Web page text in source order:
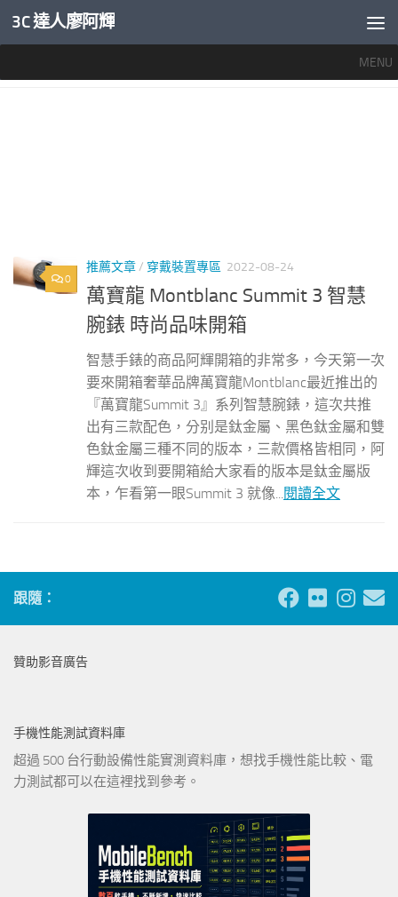
內文下方
3C 達人廖阿輝
MENU
0
推薦文章/ 穿戴裝置專區 2022-08-24
萬寶龍 Montblanc Summit 3 智慧
腕錶 時尚品味開箱
智慧手錶的商品阿輝開箱的非常多，今天第一次
要來開箱奢華品牌萬寶龍Montblanc最近推出的
『萬寶龍Summit 3』系列智慧腕錶，這次共推
出有三款配色，分别是鈦金屬、黑色鈦金屬和雙
色鈦金屬三種不同的版本，三款價格皆相同，阿
輝這次收到要開箱給大家看的版本是鈦金屬版
本，乍看第一眼Summit 3 就像...閱讀全文
跟隨：
贊助影音廣告
手機性能測試資料庫
超過 500 台行動設備性能實測資料庫，想找手機性能比較、電
力測試都可以在這裡找到參考。